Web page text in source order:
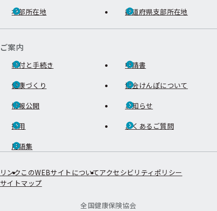
本部所在地 都道府県支部所在地
ご案内
給付と手続き 申請書
健康づくり 協会けんぽについて
情報公開 お知らせ
採用 よくあるご質問
用語集
リンク このWEBサイトについてアクセシビリティポリシー
サイトマップ
全国健康保険協会